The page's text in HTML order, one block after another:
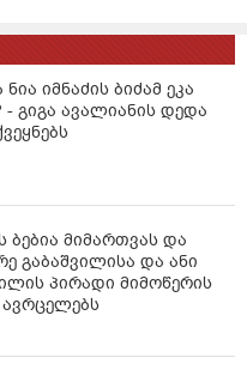
იმნაძის ბიძამ ეკა
- გიგა ავალიანის დედა
ბებია მიმართვას და
გაბაშვილისა და ანი
პირადი მიმოწერის
ავრცელებს